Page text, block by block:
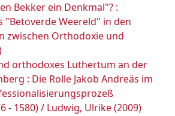
Bekker ein Denkmal"? :
"Betoverde Weereld" in den
zwischen Orthodoxie und
orthodoxes Luthertum an der
: Die Rolle Jakob Andreäs im
- 1580) / Ludwig, Ulrike (2009)